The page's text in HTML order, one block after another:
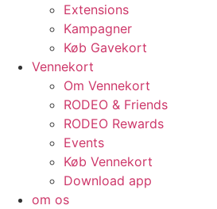
Extensions
Kampagner
Køb Gavekort
Vennekort
Om Vennekort
RODEO & Friends
RODEO Rewards
Events
Køb Vennekort
Download app
om os